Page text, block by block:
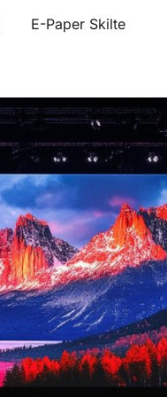
E-Paper Skilte